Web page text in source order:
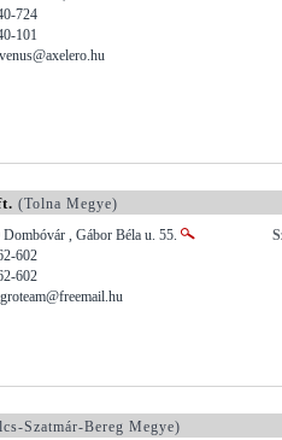
724
101
(Tolna Megye)
Dombóvár , Gábor Béla u. 55.
602
602
Szatmár-Bereg Megye)